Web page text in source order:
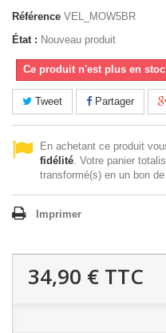
Référence VEL_MOW5BR
État : Nouveau produit
Ce produit n'est plus en
Tweet Partager
En achetant ce produit
fidélité. Votre panier
transformé(s) en un bon
Imprimer
34,90 € TTC